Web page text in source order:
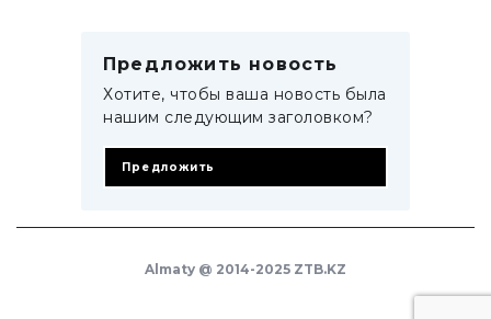
Предложить новость
Хотите, чтобы ваша новость была
нашим следующим заголовком?
Предложить
Almaty @ 2014-2025 ZTB.KZ